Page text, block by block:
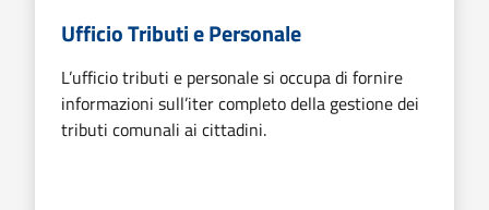
Ufficio Tributi e Personale
L’ufficio tributi e personale si occupa di fornire
informazioni sull’iter completo della gestione dei
tributi comunali ai cittadini.